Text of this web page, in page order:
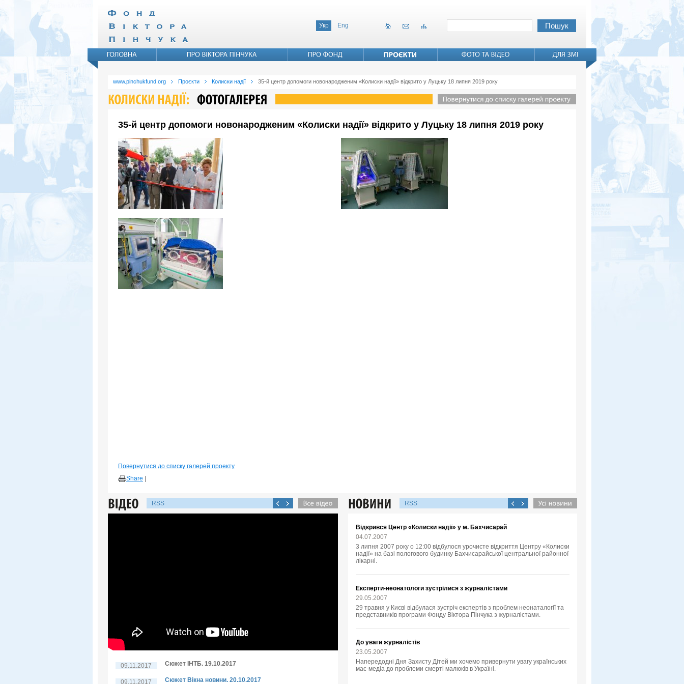
Укр Eng
www.pinchukfund.org Проєкти Колиски надії 35-й центр допомоги новонародженим «Колиски надії» відкрито у Луцьку 18 липня 2019 року
35-й центр допомоги новонародженим «Колиски надії» відкрито у Луцьку 18 липня 2019 року
Повернутися до списку галерей проекту
Share
RSS
09.11.2017 Сюжет ІНТБ. 19.10.2017
09.11.2017 Сюжет Вікна новини. 20.10.2017
RSS
Відкрився Центр «Колиски надії» у м. Бахчисарай
04.07.2007
3 липня 2007 року о 12:00 відбулося урочисте відкриття Центру «Колиски
надії» на базі пологового будинку Бахчисарайської центральної районної
лікарні.
Експерти-неонатологи зустрілися з журналістами
29.05.2007
29 травня у Києві відбулася зустріч експертів з проблем неонаталогії та
представників програми Фонду Віктора Пінчука з журналістами.
До уваги журналістів
23.05.2007
Напередодні Дня Захисту Дітей ми хочемо привернути увагу українських
мас-медіа до проблеми смерті малюків в Україні.